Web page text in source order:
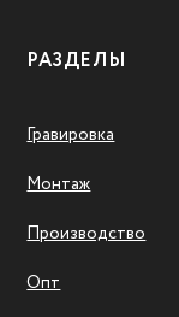
РАЗДЕЛЫ
Гравировка
Монтаж
Производство
Опт